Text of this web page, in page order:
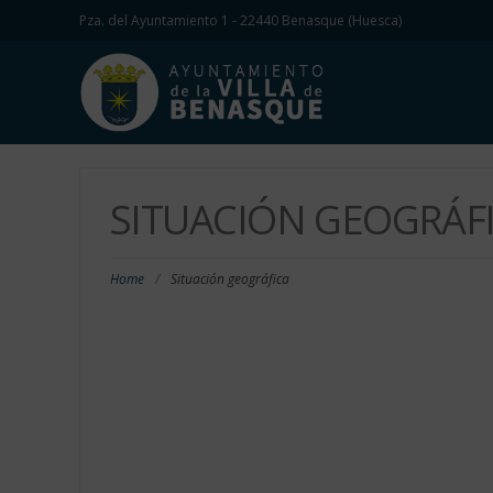
Pza. del Ayuntamiento 1 - 22440 Benasque (Huesca)
SITUACIÓN
Home / Situación geográfica